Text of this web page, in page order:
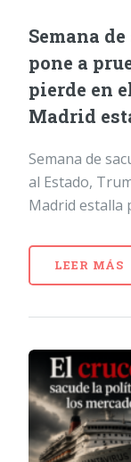
Semana
pone a
pierde en
Madrid
Semana de
al Estado,
Madrid estalla
LEER MÁS